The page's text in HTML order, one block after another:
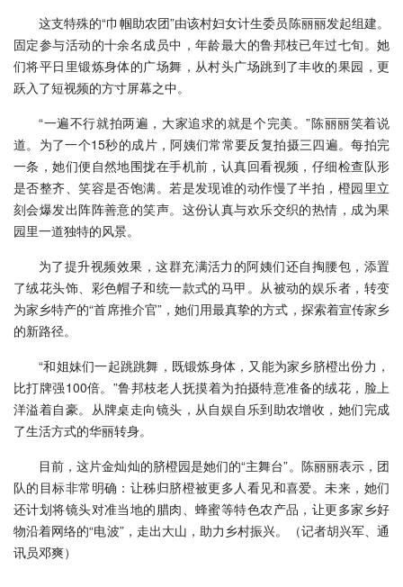
这支特殊的“巾帼助农团”由该村妇女计生委员陈丽丽发起组建。
固定参与活动的十余名成员中，年龄最大的鲁邦枝已年过七旬。她
们将平日里锻炼身体的广场舞，从村头广场跳到了丰收的果园，更
跃入了短视频的方寸屏幕之中。
“一遍不行就拍两遍，大家追求的就是个完美。”陈丽丽笑着说
道。为了一个15秒的成片，阿姨们常常要反复拍摄三四遍。每拍完
一条，她们便自然地围拢在手机前，认真回看视频，仔细检查队形
是否整齐、笑容是否饱满。若是发现谁的动作慢了半拍，橙园里立
刻会爆发出阵阵善意的笑声。这份认真与欢乐交织的热情，成为果
园里一道独特的风景。
为了提升视频效果，这群充满活力的阿姨们还自掏腰包，添置
了绒花头饰、彩色帽子和统一款式的马甲。从被动的娱乐者，转变
为家乡特产的“首席推介官”，她们用最真挚的方式，探索着宣传家乡
的新路径。
“和姐妹们一起跳跳舞，既锻炼身体，又能为家乡脐橙出份力，
比打牌强100倍。”鲁邦枝老人抚摸着为拍摄特意准备的绒花，脸上
洋溢着自豪。从牌桌走向镜头，从自娱自乐到助农增收，她们完成
了生活方式的华丽转身。
目前，这片金灿灿的脐橙园是她们的“主舞台”。陈丽丽表示，团
队的目标非常明确：让秭归脐橙被更多人看见和喜爱。未来，她们
还计划将镜头对准当地的腊肉、蜂蜜等特色农产品，让更多家乡好
物沿着网络的“电波”，走出大山，助力乡村振兴。（记者胡兴军、通
讯员邓爽）